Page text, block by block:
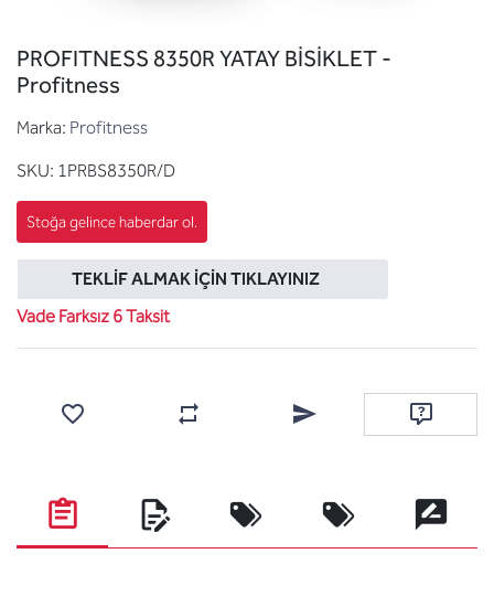
PROFITNESS 8350R YATAY BİSİKLET -
Profitness
Marka: Profitness
SKU: 1PRBS8350R/D
TEKLIF ALMAK İÇIN TIKLAYINIZ
Vade Farksız 6 Taksit
Karşılaştırma listesine ekleArkadaşına e-posta ile
Soru sor